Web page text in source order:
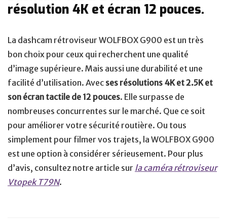
résolution 4K et écran 12 pouces.
La dashcam rétroviseur WOLFBOX G900 est un très
bon choix pour ceux qui recherchent une qualité
d’image supérieure. Mais aussi une durabilité et une
facilité d’utilisation. Avec ses résolutions 4K et 2.5K et
son écran tactile de 12 pouces. Elle surpasse de
nombreuses concurrentes sur le marché. Que ce soit
pour améliorer votre sécurité routière. Ou tous
simplement pour filmer vos trajets, la WOLFBOX G900
est une option à considérer sérieusement. Pour plus
d’avis, consultez notre article sur la caméra rétroviseur
Vtopek T79N.